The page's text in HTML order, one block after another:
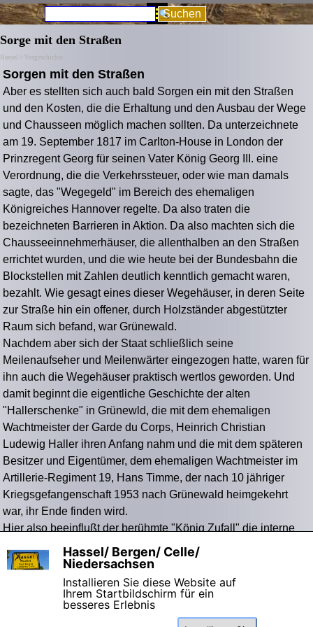
Direkt zum SeiteninhaltMenü überspringen
Suchen
Sorge mit den Straßen
Hassel > Vorgeschichte
Sorgen mit den Straßen
Aber es stellten sich auch bald Sorgen ein mit den Straßen
und den Kosten, die die Erhaltung und den Ausbau der Wege
und Chausseen möglich machen sollten. Da unterzeichnete
am 19. September 1817 im Carlton-House in London der
Prinzregent Georg für seinen Vater König Georg III. eine
Verordnung, die die Verkehrssteuer, oder wie man damals
sagte, das "Wegegeld" im Bereich des ehemaligen
Königreiches Hannover regelte. Da also traten die
bezeichneten Barrieren in Aktion. Da also machten sich die
Chausseeinnehmerhäuser, die allenthalben an den Straßen
errichtet wurden, und die wie heute bei der Bundesbahn die
Blockstellen mit Zahlen deutlich kenntlich gemacht waren,
bezahlt. Wie gesagt eines dieser Wegehäuser, in deren Seite
zur Straße hin ein offener, durch Holzständer abgestützter
Raum sich befand, war Grünewald.
Nachdem aber sich der Staat schließlich seine
Meilenaufseher und Meilenwärter eingezogen hatte, waren für
ihn auch die Wegehäuser praktisch wertlos geworden. Und
damit beginnt die eigentliche Geschichte der alten
"Hallerschenke" in Grünewld, die mit dem ehemaligen
Wachtmeister der Garde du Corps, Heinrich Christian
Ludewig Haller ihren Anfang nahm und die mit dem späteren
Besitzer und Eigentümer, dem ehemaligen Wachtmeister im
Artillerie-Regiment 19, Hans Timme, der nach 10 jähriger
Kriegsgefangenschaft 1953 nach Grünewald heimgekehrt
war, ihr Ende finden wird.
Hier also beeinflußt der berühmte "König Zufall" die interne
Geschichtsschreibung des Hauses Grünewald mit einer
Duplizität auf militärischer Ebene.
Hassel/ Bergen/ Celle/
Niedersachsen
Installieren Sie diese Website auf
Ihrem Startbildschirm für ein
besseres Erlebnis
X